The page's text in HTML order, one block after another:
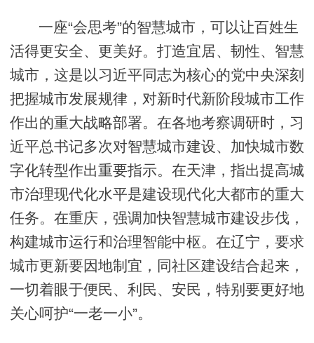
一座“会思考”的智慧城市，可以让百姓生
活得更安全、更美好。打造宜居、韧性、智慧
城市，这是以习近平同志为核心的党中央深刻
把握城市发展规律，对新时代新阶段城市工作
作出的重大战略部署。在各地考察调研时，习
近平总书记多次对智慧城市建设、加快城市数
字化转型作出重要指示。在天津，指出提高城
市治理现代化水平是建设现代化大都市的重大
任务。在重庆，强调加快智慧城市建设步伐，
构建城市运行和治理智能中枢。在辽宁，要求
城市更新要因地制宜，同社区建设结合起来，
一切着眼于便民、利民、安民，特别要更好地
关心呵护“一老一小”。